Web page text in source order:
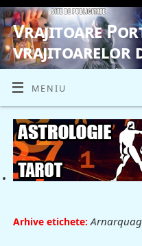
Vrajitoare
vrajitoarelor
VRAJITOARE,
MENIU
Arhive etichete: